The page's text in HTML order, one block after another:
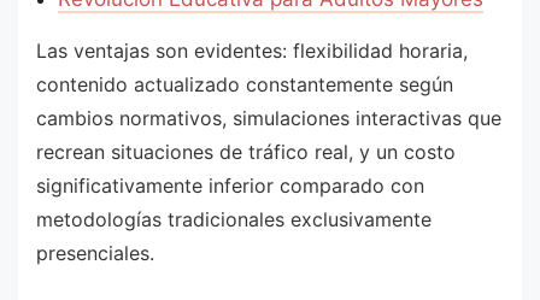
Las ventajas son evidentes: flexibilidad horaria,
contenido actualizado constantemente según
cambios normativos, simulaciones interactivas que
recrean situaciones de tráfico real, y un costo
significativamente inferior comparado con
metodologías tradicionales exclusivamente
presenciales.